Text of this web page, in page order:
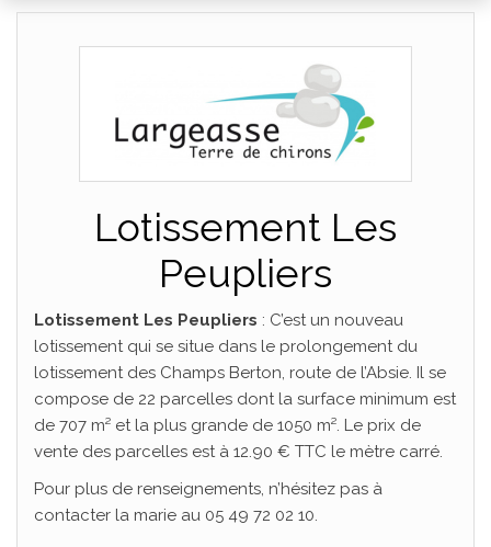
Lotissement Les
Peupliers
Lotissement Les Peupliers : C’est un nouveau
lotissement qui se situe dans le prolongement du
lotissement des Champs Berton, route de l’Absie. Il se
compose de 22 parcelles dont la surface minimum est
de 707 m² et la plus grande de 1050 m². Le prix de
vente des parcelles est à 12.90 € TTC le mètre carré.
Pour plus de renseignements, n’hésitez pas à
contacter la marie au 05 49 72 02 10.